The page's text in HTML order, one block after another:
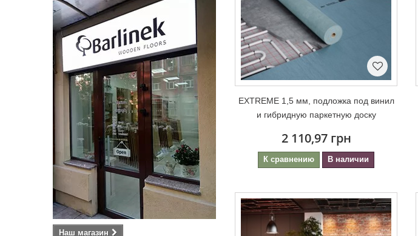
Наш магазин
EXTREME 1,5 мм, подложка под винил
и гибридную паркетную доску
2 110,97 грн
К сравнению В наличии